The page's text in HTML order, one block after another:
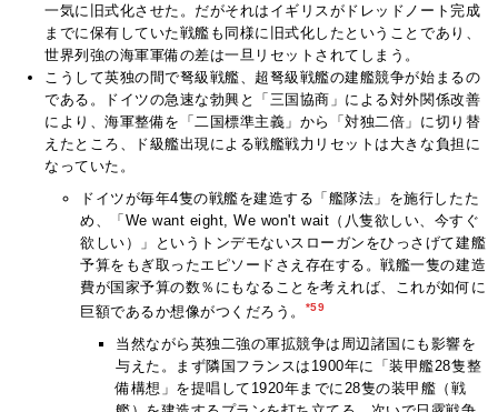
一気に旧式化させた。だがそれはイギリスがドレッドノート完成
までに保有していた戦艦も同様に旧式化したということであり、
世界列強の海軍軍備の差は一旦リセットされてしまう。
こうして英独の間で弩級戦艦、超弩級戦艦の建艦競争が始まるの
である。ドイツの急速な勃興と「三国協商」による対外関係改善
により、海軍整備を「二国標準主義」から「対独二倍」に切り替
えたところ、ド級艦出現による戦艦戦力リセットは大きな負担に
なっていた。
ドイツが毎年4隻の戦艦を建造する「艦隊法」を施行したた
め、「We want eight, We won't wait（八隻欲しい、今すぐ
欲しい）」というトンデモないスローガンをひっさげて建艦
予算をもぎ取ったエピソードさえ存在する。戦艦一隻の建造
費が国家予算の数％にもなることを考えれば、これが如何に
巨額であるか想像がつくだろう。
*59
当然ながら英独二強の軍拡競争は周辺諸国にも影響を
与えた。まず隣国フランスは1900年に「装甲艦28隻整
備構想」を提唱して1920年までに28隻の装甲艦（戦